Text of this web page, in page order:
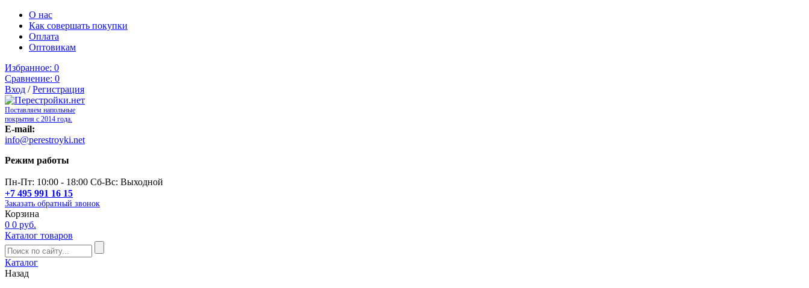
О нас
Как совершать покупки
Оплата
Оптовикам
Избранное: 0
Сравнение: 0
Вход /Регистрация
Поставляем напольные
покрытия с 2014 года.
E-mail:
info@perestroyki.net
Режим работы
Пн-Пт: 10:00 - 18:00 Сб-Вс: Выходной
+7 495 991 16 15
Заказать обратный звонок
Корзина
0 0 руб.
Каталог товаров
Каталог
Назад